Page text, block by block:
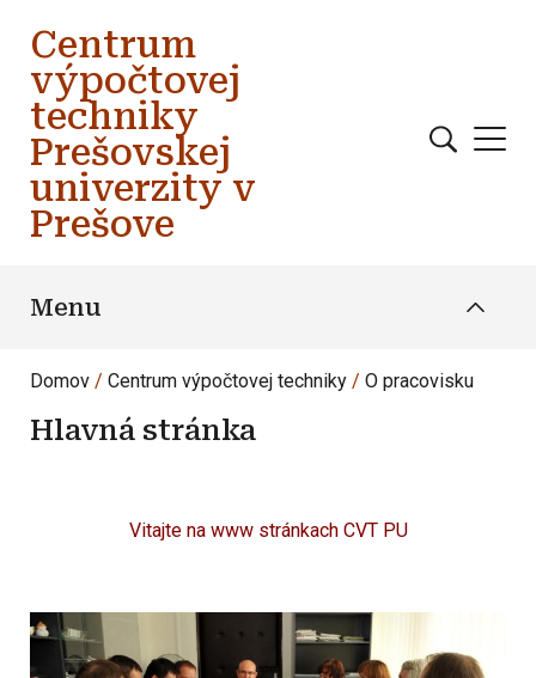
Centrum
výpočtovej
techniky
Prešovskej
univerzity v
Prešove
Menu
Domov Centrum výpočtovej techniky O pracovisku
Hlavná stránka
Vitajte na www stránkach CVT PU